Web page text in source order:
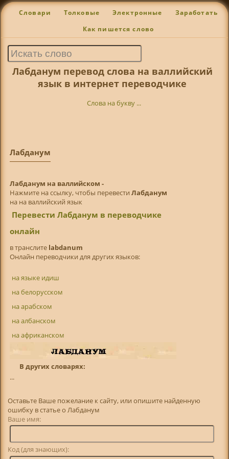
Словари Толковые Электронные Заработать
Как пишется слово
Лабданум перевод слова на валлийский
язык в интернет переводчике
Слова на букву ...
Лабданум
Лабданум на валлийском -
Нажмите на ссылку, чтобы перевести Лабданум
на на валлийский язык
Перевести Лабданум в переводчике
онлайн
в транслитe labdanum
Онлайн переводчики для других языков:
на языке идиш
на белорусском
на арабском
на албанском
на африканском
В других словарях:
...
Оставьте Ваше пожелание к сайту, или опишите найденную
ошибку в статье о Лабданум
Ваше имя:
Код (для знающих):